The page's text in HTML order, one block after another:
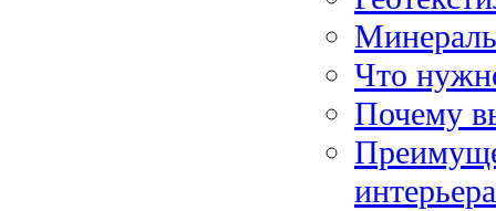
Что
Почему
интерьера